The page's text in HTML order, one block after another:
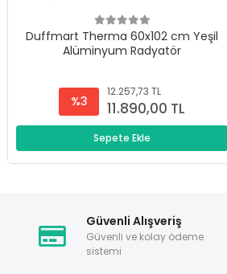
Duffmart Therma 60x102 cm Yeşil
Alüminyum Radyatör
%3
12.257,73 TL
11.890,00 TL
Sepete Ekle
Güvenli Alışveriş
Güvenli ve kolay ödeme
sistemi